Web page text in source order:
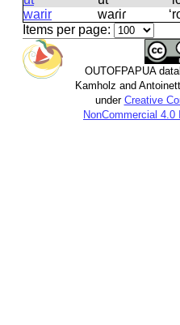
warir
waɾiɾ
Items per page:
OUTOFPAPUA
Kamholz and
under Creative
NonCommercial